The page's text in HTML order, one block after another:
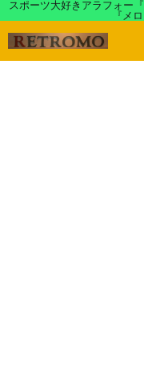
スポーツ大好きアラフォー
『メ